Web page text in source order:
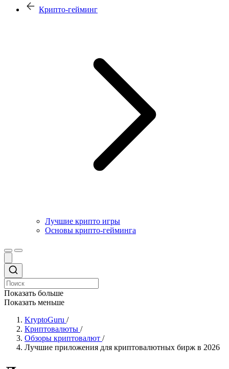
Крипто-гейминг
Лучшие крипто игры
Основы крипто-гейминга
Показать больше
Показать меньше
KryptoGuru /
Криптовалюты /
Обзоры криптовалют /
Лучшие приложения для криптовалютных бирж в 2026